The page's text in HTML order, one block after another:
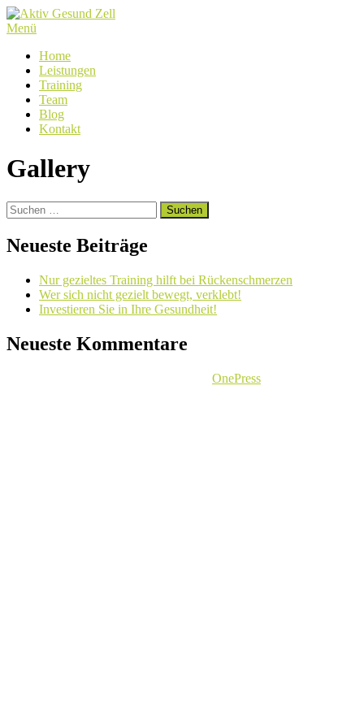
Zum
Inhalt
Menü
Home
Leistungen
Training
Team
Blog
Kontakt
Gallery
Suchen
nach:
Neueste Beiträge
Nur gezieltes Training hilft bei Rückenschmerzen
Wer sich nicht gezielt bewegt, verklebt!
Investieren Sie in Ihre Gesundheit!
Neueste Kommentare
OnePress